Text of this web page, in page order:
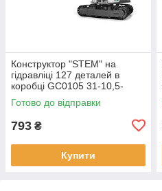
Конструктор "STEM" на
гідравліці 127 деталей в
коробці GC0105 31-10,5-
24см
Готово до відправки
793 ₴
Купити